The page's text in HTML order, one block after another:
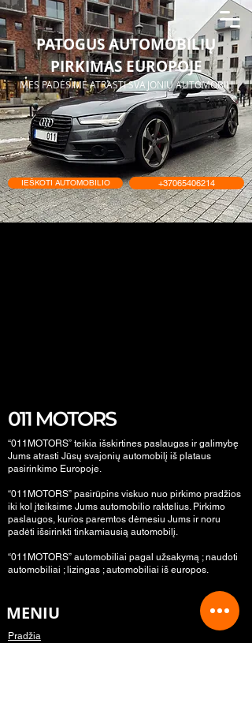
PATOGUS AUTOMOBILIŲ
PIRKIMAS EUROPOJE
MES PADĖSIME ATRASTI SVAJONIŲ AUTOMOBILĮ
IEŠKOTI AUTOMOBILIO +37065406214
“011MOTORS” teikia išskirtines paslaugas ir galimybę
Jums atrasti Jūsų svajonių automobilį iš plataus
pasirinkimo Europoje.
“011MOTORS” pasirūpins viskuo nuo pirkimo pradžios
iki kol įteiksime Jums automobilio raktelius. Pirkimo
paslaugos, kurios paremtos dėmesiu Jums ir noru
padėti išsirinkti tinkamiausią automobilį.
“011MOTORS” automobiliai pagal užsakymą ; naudoti
automobiliai ; lizingas ; automobiliai iš europos.
MENIU
Pradžia